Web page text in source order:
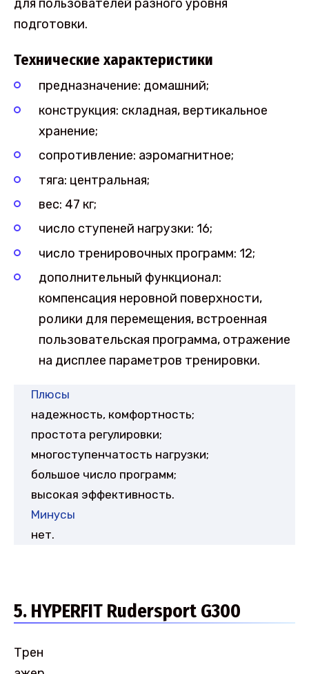
для пользователей разного уровня
подготовки.
Технические характеристики
предназначение: домашний;
конструкция: складная, вертикальное
хранение;
сопротивление: аэромагнитное;
тяга: центральная;
вес: 47 кг;
число ступеней нагрузки: 16;
число тренировочных программ: 12;
дополнительный функционал:
компенсация неровной поверхности,
ролики для перемещения, встроенная
пользовательская программа, отражение
на дисплее параметров тренировки.
Плюсы
надежность, комфортность;
простота регулировки;
многоступенчатость нагрузки;
большое число программ;
высокая эффективность.
Минусы
нет.
5. HYPERFIT Rudersport G300
Трен